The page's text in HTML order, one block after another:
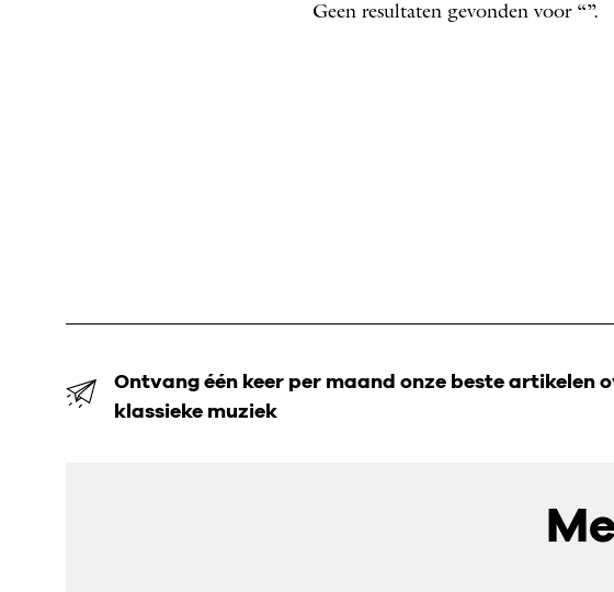
Geen resultaten gevonden voor “”.
Ontvang één keer per maand onze beste artikelen
klassieke muziek